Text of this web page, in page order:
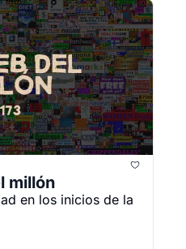
millón
en los inicios de la